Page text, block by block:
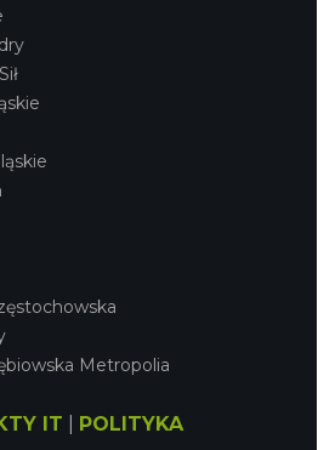
Metropolia
IT
POLITYKA